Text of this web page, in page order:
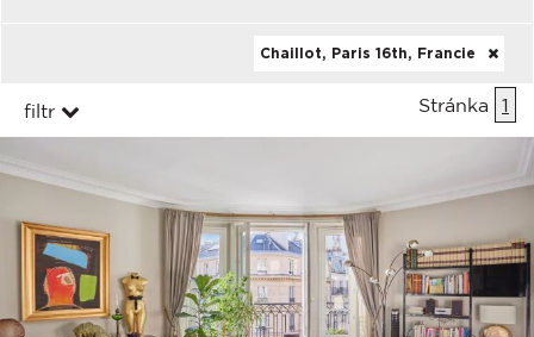
Chaillot, Paris 16th, Francie
filtr Stránka 1